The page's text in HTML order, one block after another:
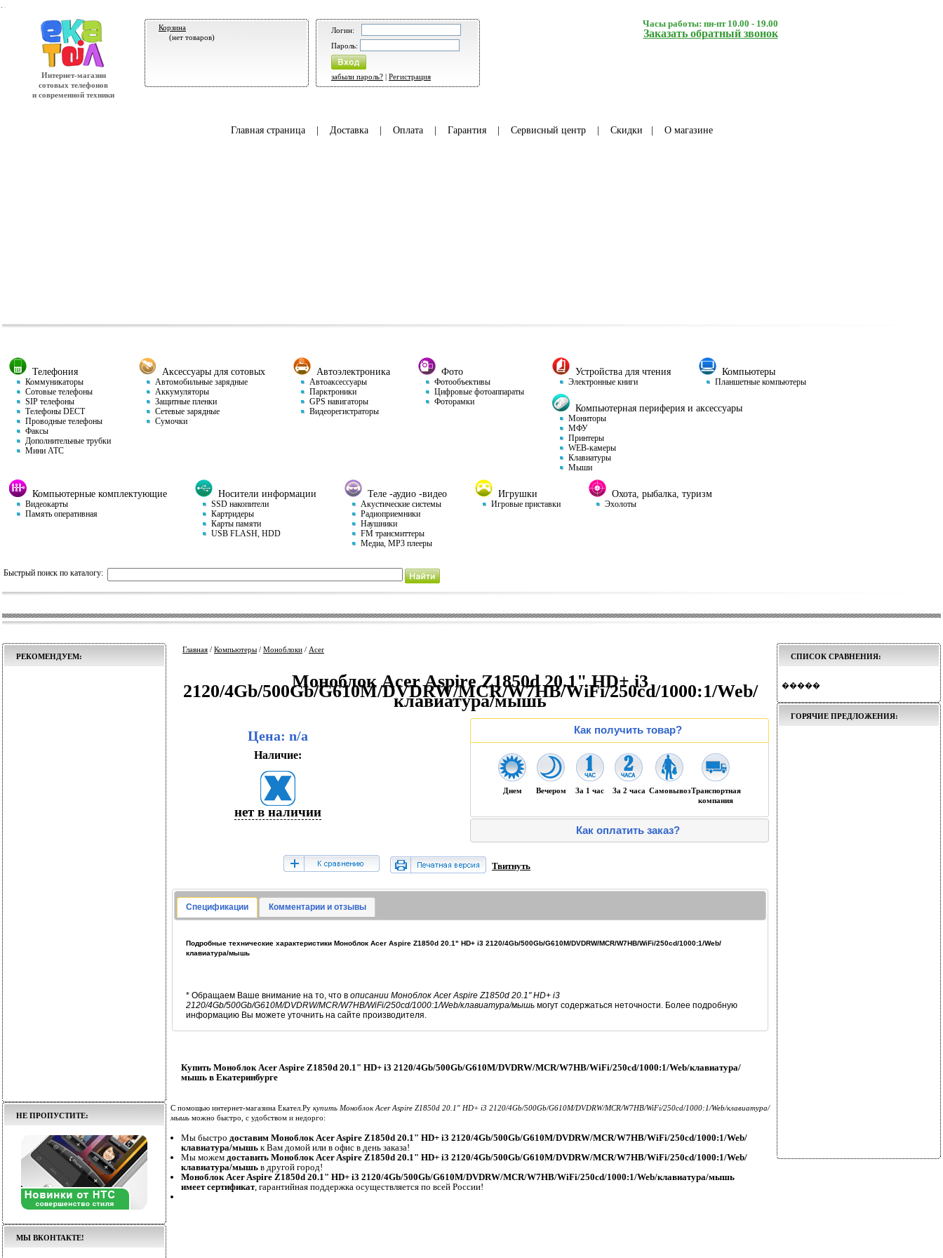
Интернет-магазин
сотовых телефонов
и современной техники
Корзина
(нет товаров)
Логин:
Пароль:
забыли пароль? | Регистрация
Часы работы: пн-пт 10.00 - 19.00
Заказать обратный звонок
Главная страница| Доставка| Оплата| Гарантия| Сервисный центр| Скидки О магазине
Телефония
Коммуникаторы
Сотовые телефоны
SIP телефоны
Телефоны DECT
Проводные телефоны
Факсы
Дополнительные трубки
Мини АТС
Аксессуары для сотовых
Автомобильные зарядные
Аккумуляторы
Защитные пленки
Сетевые зарядные
Сумочки
Автоэлектроника
Автоаксессуары
Парктроники
GPS навигаторы
Видеорегистраторы
Фото
Фотообъективы
Цифровые фотоаппараты
Фоторамки
Устройства для чтения
Электронные книги
Компьютеры
Планшетные компьютеры
Компьютерная периферия и аксессуары
Мониторы
МФУ
Принтеры
WEB-камеры
Клавиатуры
Мыши
Компьютерные комплектующие
Видеокарты
Память оперативная
Носители информации
SSD накопители
Картридеры
Карты памяти
USB FLASH, HDD
Теле -аудио -видео
Акустические системы
Радиоприемники
Наушники
FM трансмиттеры
Медиа, MP3 плееры
Игрушки
Игровые приставки
Охота, рыбалка, туризм
Эхолоты
Быстрый поиск по каталогу:
РЕКОМЕНДУЕМ:
НЕ ПРОПУСТИТЕ:
МЫ ВКОНТАКТЕ!
Главная / Компьютеры / Моноблоки / Acer
Моноблок Acer Aspire Z1850d 20.1" HD+ i3
2120/4Gb/500Gb/G610M/DVDRW/MCR/W7HB/WiFi/250cd/1000:1/Web/
клавиатура/мышь
Цена: n/a
Наличие:
нет в наличии
Как получить товар?
Днем Вечером За 1 час За 2 часа СамовывозТранспортная
компания
Как оплатить заказ?
Твитнуть
Спецификации Комментарии и отзывы
Подробные технические характеристики Моноблок Acer Aspire Z1850d 20.1" HD+ i3 2120/4Gb/500Gb/G610M/DVDRW/MCR/W7HB/WiFi/250cd/1000:1/Web/
клавиатура/мышь
* Обращаем Ваше внимание на то, что вописании Моноблок Acer Aspire Z1850d 20.1" HD+ i3
2120/4Gb/500Gb/G610M/DVDRW/MCR/W7HB/WiFi/250cd/1000:1/Web/клавиатура/мышь могут содержаться неточности. Более подробную
информацию Вы можете уточнить на сайте производителя.
Купить Моноблок Acer Aspire Z1850d 20.1" HD+ i3 2120/4Gb/500Gb/G610M/DVDRW/MCR/W7HB/WiFi/250cd/1000:1/Web/клавиатура/
мышь в Екатеринбурге
С помощью интернет-магазина Екател.Ру купить Моноблок Acer Aspire Z1850d 20.1" HD+ i3 2120/4Gb/500Gb/G610M/DVDRW/MCR/W7HB/WiFi/250cd/1000:1/Web/клавиатура/
мышь можно быстро, с удобством и недорго:
Мы быстро доставим Моноблок Acer Aspire Z1850d 20.1" HD+ i3 2120/4Gb/500Gb/G610M/DVDRW/MCR/W7HB/WiFi/250cd/1000:1/Web/
клавиатура/мышь к Вам домой или в офис в день заказа!
Мы можем доставить Моноблок Acer Aspire Z1850d 20.1" HD+ i3 2120/4Gb/500Gb/G610M/DVDRW/MCR/W7HB/WiFi/250cd/1000:1/Web/
клавиатура/мышь в другой город!
Моноблок Acer Aspire Z1850d 20.1" HD+ i3 2120/4Gb/500Gb/G610M/DVDRW/MCR/W7HB/WiFi/250cd/1000:1/Web/клавиатура/мышь
имеет сертификат, гарантийная поддержка осуществляется по всей России!
СПИСОК СРАВНЕНИЯ:
�����
ГОРЯЧИЕ ПРЕДЛОЖЕНИЯ: